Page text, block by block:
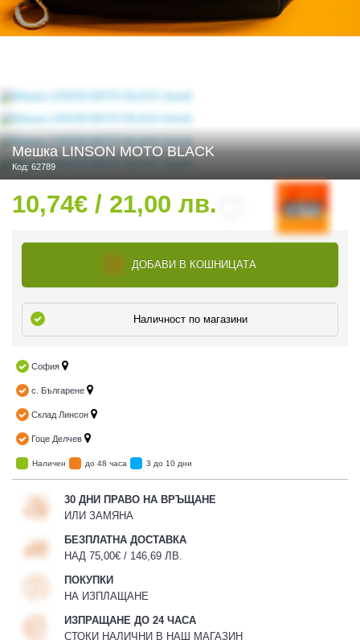
ЕКИПИРОВКА
Мешка LINSON MOTO BLACK
Код: 62789
10,74€ / 21,00 лв.
ДОБАВИ В КОШНИЦАТА
Наличност по магазини
София
с. Българене
Склад Линсон
Гоце Делчев
Наличен до 48 часа 3 до 10 дни
30 ДНИ ПРАВО НА ВРЪЩАНЕ
ИЛИ ЗАМЯНА
БЕЗПЛАТНА ДОСТАВКА
НАД 75,00€ / 146,69 ЛВ.
ПОКУПКИ
НА ИЗПЛАЩАНЕ
ИЗПРАЩАНЕ ДО 24 ЧАСА
СТОКИ НАЛИЧНИ В НАШ МАГАЗИН